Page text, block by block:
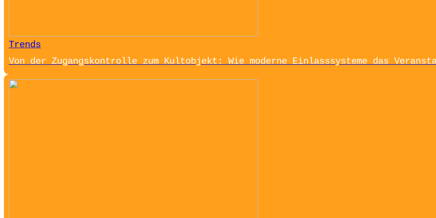
Trends
Von der Zugangskontrolle zum Kultobjekt: Wie moderne Einlasssysteme das